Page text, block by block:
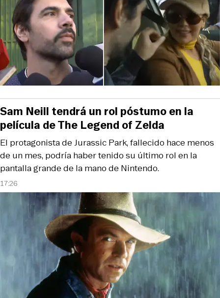
17:26
El protagonista de Jurassic Park, fallecido hace menos
de un mes, podría haber tenido su último rol en la
pantalla grande de la mano de Nintendo.
Sam Neill tendrá un rol póstumo en la
película de The Legend of Zelda